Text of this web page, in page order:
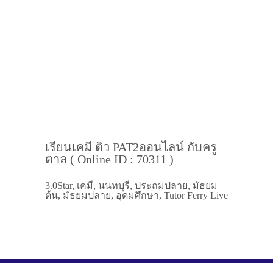
เรียนเคมี ติว PAT2ออนไลน์ กับครู
ตาล ( Online ID : 70311 )
3.0Star, เคมี, นนทบุรี, ประถมปลาย, มัธยม
ต้น, มัธยมปลาย, อุดมศึกษา, Tutor Ferry Live